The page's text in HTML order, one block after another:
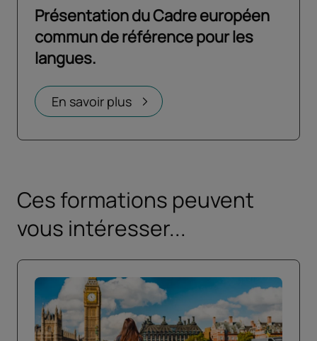
Présentation du Cadre européen
commun de référence pour les
langues.
En savoir plus
Ces formations peuvent
vous intéresser...